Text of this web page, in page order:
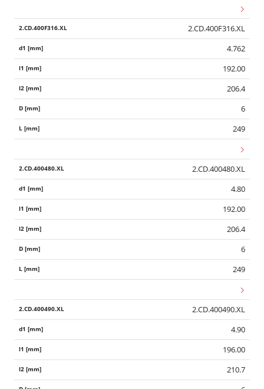
2.CD.400F316.XL
4.762
192.00
206.4
6
249
2.CD.400480.XL
4.80
192.00
206.4
6
249
2.CD.400490.XL
4.90
196.00
210.7